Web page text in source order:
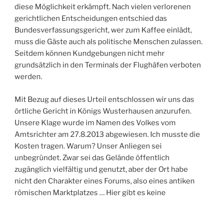
diese Möglichkeit erkämpft. Nach vielen verlorenen
gerichtlichen Entscheidungen entschied das
Bundesverfassungsgericht, wer zum Kaffee einlädt,
muss die Gäste auch als politische Menschen zulassen.
Seitdem können Kundgebungen nicht mehr
grundsätzlich in den Terminals der Flughäfen verboten
werden.
Mit Bezug auf dieses Urteil entschlossen wir uns das
örtliche Gericht in Königs Wusterhausen anzurufen.
Unsere Klage wurde im Namen des Volkes vom
Amtsrichter am 27.8.2013 abgewiesen. Ich musste die
Kosten tragen. Warum? Unser Anliegen sei
unbegründet. Zwar sei das Gelände öffentlich
zugänglich vielfältig und genutzt, aber der Ort habe
nicht den Charakter eines Forums, also eines antiken
römischen Marktplatzes … Hier gibt es keine